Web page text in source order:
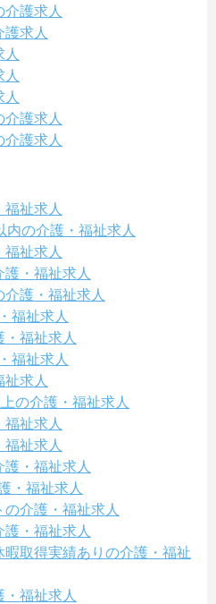
護求人
求人
護求人
護求人
祉求人
の介護・福祉求人
祉求人
・福祉求人
護・福祉求人
福祉求人
福祉求人
福祉求人
求人
の介護・福祉求人
祉求人
祉求人
・福祉求人
・福祉求人
介護・福祉求人
・福祉求人
取得実績ありの介護・福祉
福祉求人